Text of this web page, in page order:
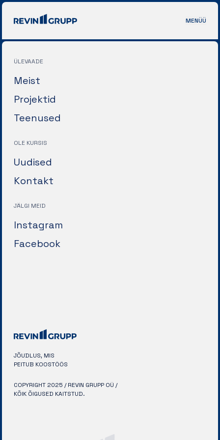
MENÜÜ
JÕUDLUS, MIS
PEITUB KOOSTÖÖS
COPYRIGHT 2025 / REVIN GRUPP OÜ /
KÕIK ÕIGUSED KAITSTUD.
ÜLEVAADE
Meist
Projektid
Teenused
OLE KURSIS
Uudised
Kontakt
JÄLGI MEID
Instagram
Facebook